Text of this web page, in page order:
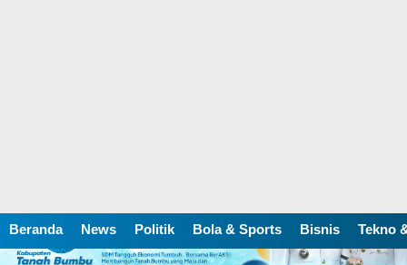
Beranda News Politik Bola & Sports Bisnis Tekno